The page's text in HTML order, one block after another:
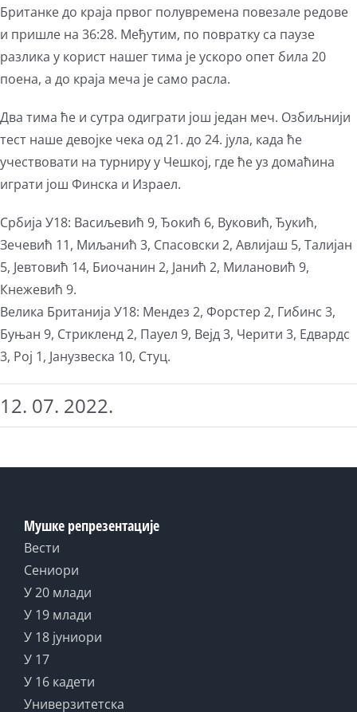
Британке до краја првог полувремена повезале редове
и пришле на 36:28. Међутим, по повратку са паузе
разлика у корист нашег тима је ускоро опет била 20
поена, а до краја меча је само расла.
Два тима ће и сутра одиграти још један меч. Озбиљнији
тест наше девојке чека од 21. до 24. јула, када ће
учествовати на турниру у Чешкој, где ће уз домаћина
играти још Финска и Израел.
Србија У18: Васиљевић 9, Ђокић 6, Вуковић, Ђукић,
Зечевић 11, Миљанић 3, Спасовски 2, Авлијаш 5, Талијан
5, Јевтовић 14, Биочанин 2, Јанић 2, Милановић 9,
Кнежевић 9.
Велика Британија У18: Мендез 2, Форстер 2, Гибинс 3,
Буњан 9, Стрикленд 2, Пауел 9, Вејд 3, Черити 3, Едвардс
3, Рој 1, Јанузвеска 10, Стуц.
12. 07. 2022.
Мушке репрезентације
Вести
Сениори
У 20 млади
У 19 млади
У 18 јуниори
У 17
У 16 кадети
Универзитетска